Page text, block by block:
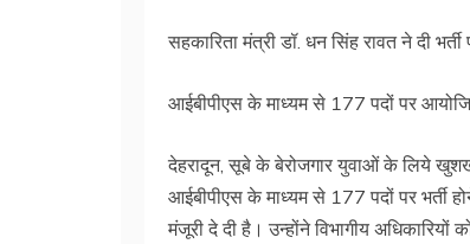
सहकारिता मंत्री डॉ. धन सिंह रावत ने दी
आईबीपीएस के माध्यम से 177 पदों पर
देहरादून, सूबे के बेरोजगार युवाओं के लिये
आईबीपीएस के माध्यम से 177 पदों पर भर्ती
मंजूरी दे दी है। उन्होंने विभागीय अधिकारियों